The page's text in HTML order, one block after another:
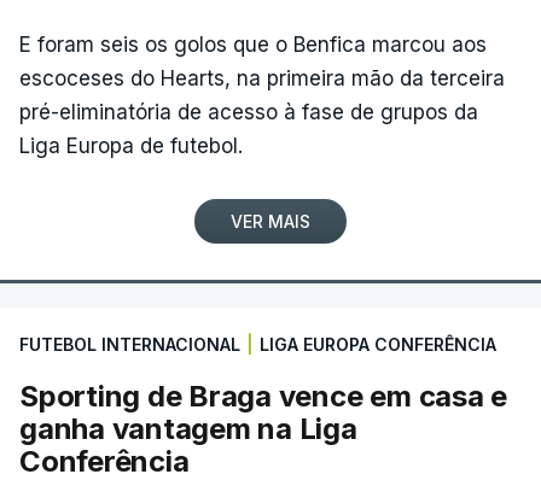
E foram seis os golos que o Benfica marcou aos
escoceses do Hearts, na primeira mão da terceira
pré-eliminatória de acesso à fase de grupos da
Liga Europa de futebol.
VER MAIS
FUTEBOL INTERNACIONAL LIGA EUROPA CONFERÊNCIA
Sporting de Braga vence em casa e
ganha vantagem na Liga
Conferência